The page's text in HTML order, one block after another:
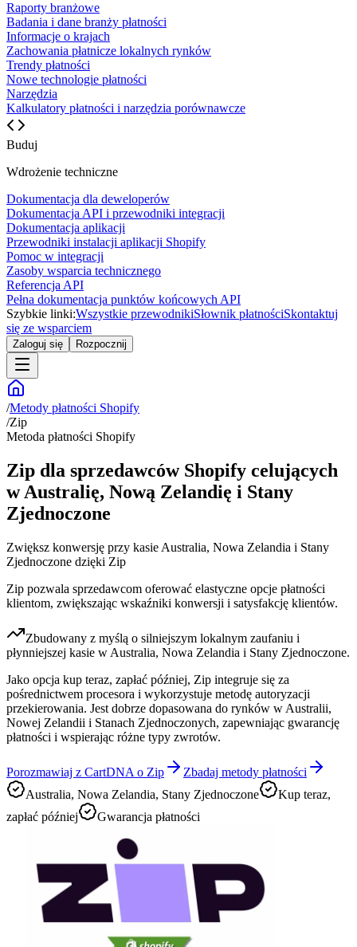
Raporty branżowe
Badania i dane branży płatności
Informacje o krajach
Zachowania płatnicze lokalnych rynków
Trendy płatności
Nowe technologie płatności
Narzędzia
Kalkulatory płatności i narzędzia porównawcze
Buduj
Wdrożenie techniczne
Dokumentacja dla deweloperów
Dokumentacja API i przewodniki integracji
Dokumentacja aplikacji
Przewodniki instalacji aplikacji Shopify
Pomoc w integracji
Zasoby wsparcia technicznego
Referencja API
Pełna dokumentacja punktów końcowych API
Szybkie linki:Wszystkie przewodnikiSłownik płatnościSkontaktuj
się ze wsparciem
Zaloguj się Rozpocznij
/Metody płatności Shopify
/Zip
Metoda płatności Shopify
Zip dla sprzedawców Shopify celujących
w Australię, Nową Zelandię i Stany
Zjednoczone
Zwiększ konwersję przy kasie Australia, Nowa Zelandia i Stany
Zjednoczone dzięki Zip
Zip pozwala sprzedawcom oferować elastyczne opcje płatności
klientom, zwiększając wskaźniki konwersji i satysfakcję klientów.
Zbudowany z myślą o silniejszym lokalnym zaufaniu i
płynniejszej kasie w Australia, Nowa Zelandia i Stany Zjednoczone.
Jako opcja kup teraz, zapłać później, Zip integruje się za
pośrednictwem procesora i wykorzystuje metodę autoryzacji
przekierowania. Jest dobrze dopasowana do rynków w Australii,
Nowej Zelandii i Stanach Zjednoczonych, zapewniając gwarancję
płatności i wspierając różne typy zwrotów.
Porozmawiaj z CartDNA o Zip
Zbadaj metody płatności
Australia, Nowa Zelandia, Stany Zjednoczone
Kup teraz,
zapłać później
Gwarancja płatności